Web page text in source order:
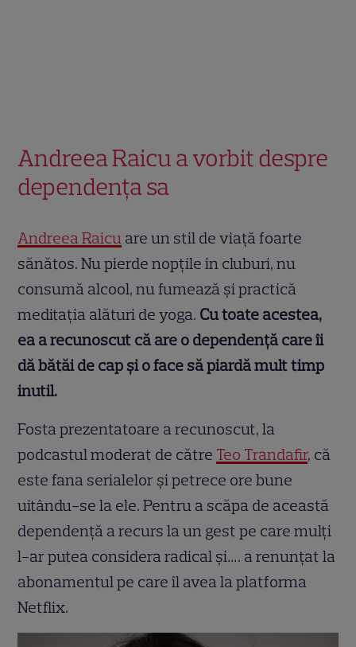
Andreea Raicu a vorbit despre
dependența sa
Andreea Raicu are un stil de viață foarte
sănătos. Nu pierde nopțile în cluburi, nu
consumă alcool, nu fumează și practică
meditația alături de yoga. Cu toate acestea,
ea a recunoscut că are o dependență care îi
dă bătăi de cap și o face să piardă mult timp
inutil.
Fosta prezentatoare a recunoscut, la
podcastul moderat de către Teo Trandafir, că
este fana serialelor și petrece ore bune
uitându-se la ele. Pentru a scăpa de această
dependență a recurs la un gest pe care mulți
l-ar putea considera radical și…. a renunțat la
abonamentul pe care îl avea la platforma
Netflix.